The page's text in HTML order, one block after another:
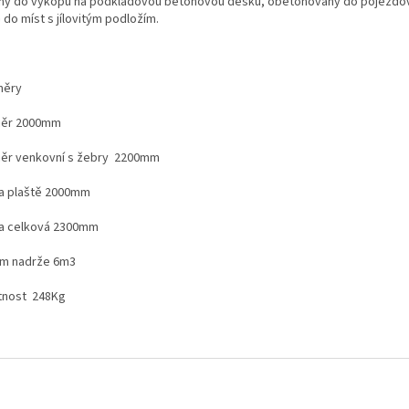
do míst s jílovitým podložím.
2000mm
venkovní s žebry 2200mm
plaště 2000mm
celková 2300mm
nadrže 6m3
248Kg